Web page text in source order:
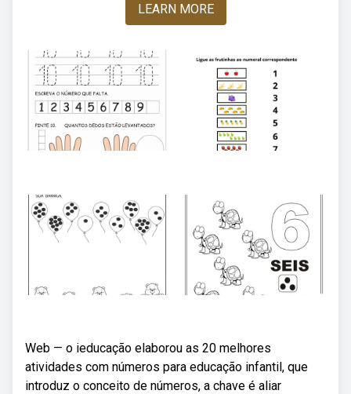
LEARN MORE
Web — o ieducação elaborou as 20 melhores
atividades com números para educação infantil, que
introduz o conceito de números, a chave é aliar